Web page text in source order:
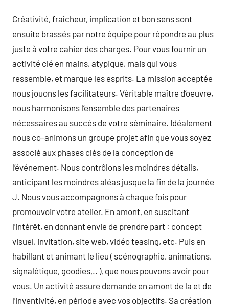
Créativité, fraîcheur, implication et bon sens sont
ensuite brassés par notre équipe pour répondre au plus
juste à votre cahier des charges. Pour vous fournir un
activité clé en mains, atypique, mais qui vous
ressemble, et marque les esprits. La mission acceptée
nous jouons les facilitateurs. Véritable maître d’oeuvre,
nous harmonisons l’ensemble des partenaires
nécessaires au succès de votre séminaire. Idéalement
nous co-animons un groupe projet afin que vous soyez
associé aux phases clés de la conception de
l’événement. Nous contrôlons les moindres détails,
anticipant les moindres aléas jusque la fin de la journée
J. Nous vous accompagnons à chaque fois pour
promouvoir votre atelier. En amont, en suscitant
l’intérêt, en donnant envie de prendre part : concept
visuel, invitation, site web, vidéo teasing, etc. Puis en
habillant et animant le lieu ( scénographie, animations,
signalétique, goodies,.. ), que nous pouvons avoir pour
vous. Un activité assure demande en amont de la et de
l’inventivité, en période avec vos objectifs. Sa création